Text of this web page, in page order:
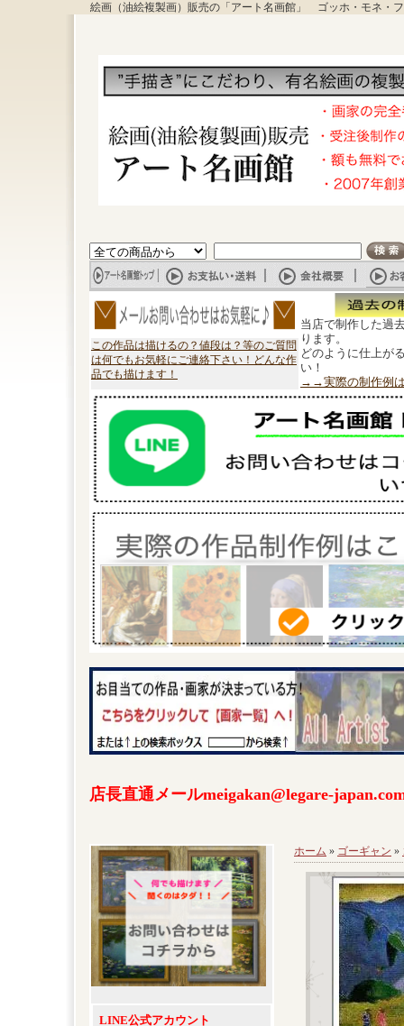
絵画（油絵複製画）販売の「アート名画館」 ゴッホ・モネ・
この作品は描けるの？値段は？等のご質問
は何でもお気軽にご連絡下さい！どんな作
品でも描けます！
当店で制作した過
ります。
どのように仕上が
い！
→→実際の制作例
店長直通メールmeigakan@legare-
LINE公式アカウント
ホーム » ゴーギャン »